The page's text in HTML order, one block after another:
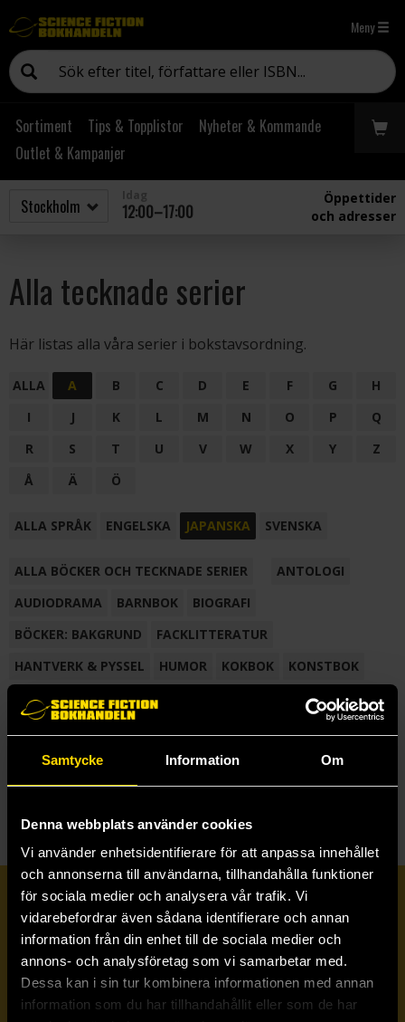
Samtycke Information Om
Denna webbplats använder cookies
Vi använder enhetsidentifierare för att anpassa innehållet
och annonserna till användarna, tillhandahålla funktioner
för sociala medier och analysera vår trafik. Vi
vidarebefordrar även sådana identifierare och annan
information från din enhet till de sociala medier och
annons- och analysföretag som vi samarbetar med.
Dessa kan i sin tur kombinera informationen med annan
information som du har tillhandahållit eller som de har
Meny
Sortiment Tips & Topplistor
Nyheter & Kommande
Outlet & Kampanjer
12:00–17:00
Öppettider
och adresser
Alla tecknade serier
Här listas alla våra serier i bokstavsordning.
ALLA A B C D E F G
H
I
J K L M N O P
Q
R
S T U V W X Y
Z
Å
Ä Ö
ALLA SPRÅK ENGELSKA JAPANSKA SVENSKA
ALLA BÖCKER OCH TECKNADE SERIER
ANTOLOGI
AUDIODRAMA
BARNBOK
BIOGRAFI
BÖCKER: BAKGRUND
FACKLITTERATUR
HANTVERK & PYSSEL
HUMOR KOKBOK
KONSTBOK
KORTROMAN
LÄROBOK
NOVELL
SAMLINGSVOLYM
TECKNA & MÅLA TECKNAD SERIE
Prenumerera på vårt nyhetsbrev
Veckobrevet
Skicka